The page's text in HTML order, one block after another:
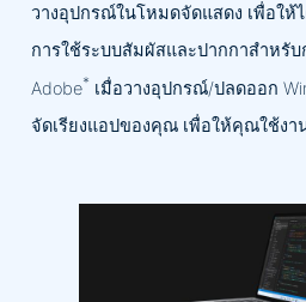
วางอุปกรณ์ในโหมดจัดแสดง เพื่อให้
การใช้ระบบสัมผัสและปากกาสำหรั
Adobe* เมื่อวางอุปกรณ์/ปลดออก
จัดเรียงแอปของคุณ เพื่อให้คุณใช้งา